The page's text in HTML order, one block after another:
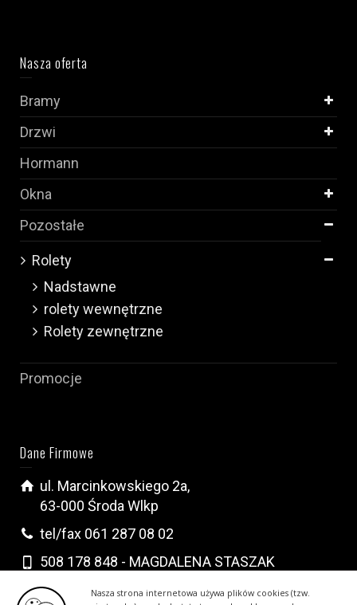
Nasza strona internetowa używa plików cookies (tzw.
Nasza oferta
Bramy
Drzwi
Hormann
Okna
Pozostałe
Rolety
Nadstawne
rolety wewnętrzne
Rolety zewnętrzne
Promocje
Dane Firmowe
ul. Marcinkowskiego 2a,
63-000 Środa Wlkp
tel/fax 061 287 08 02
508 178 848 - MAGDALENA STASZAK
502 296 222 - KRYSTIAN WALCZAK